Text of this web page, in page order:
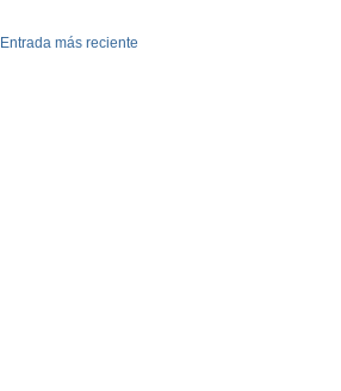
Entrada más reciente